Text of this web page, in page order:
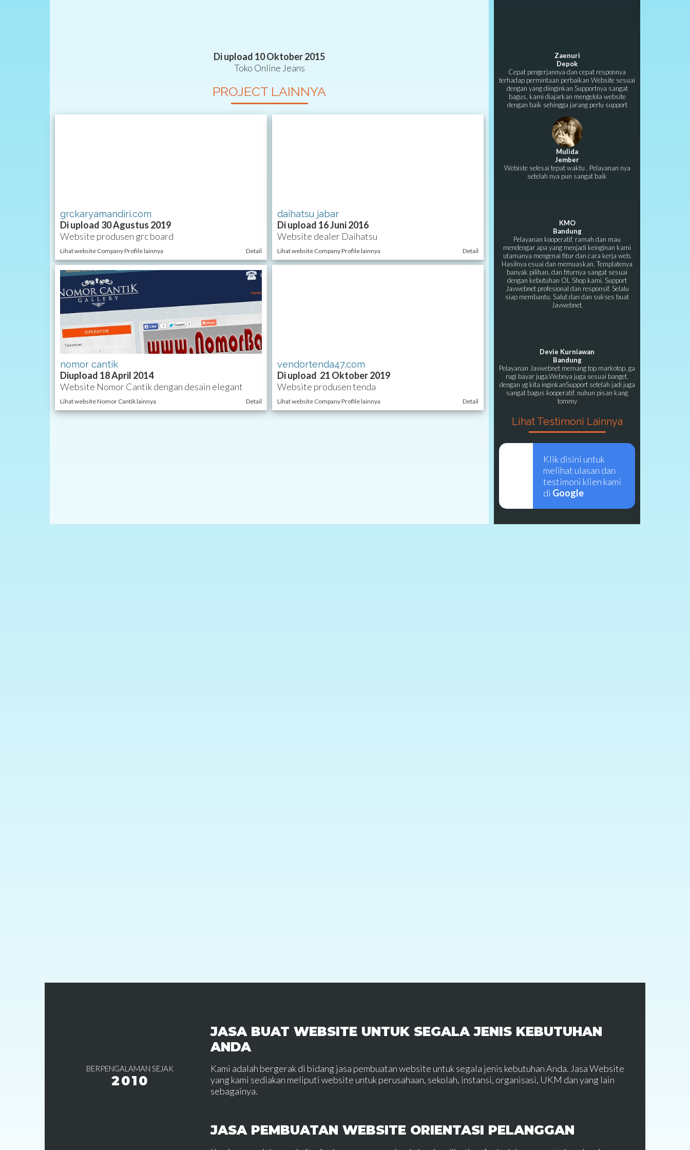
Di upload 10 Oktober 2015
Toko Online Jeans
PROJECT LAINNYA
grckaryamandiri.com
Di upload 30 Agustus 2019
Website produsen grc board
Lihat website Company Profile lainnya Detail
daihatsu jabar
Di upload 16 Juni 2016
Website dealer Daihatsu
Lihat website Company Profile lainnya Detail
nomor cantik
Diupload 18 April 2014
Website Nomor Cantik dengan desain elegant
Lihat website Nomor Cantik lainnya Detail
vendortenda47.com
Di upload 21 Oktober 2019
Website produsen tenda
Lihat website Company Profile lainnya Detail
Zaenuri
Depok
Cepat pengerjannya dan cepat responnya
terhadap permintaan perbaikan Website sesuai
dengan yang diinginkan Supportnya sangat
bagus, kami diajarkan mengelola website
dengan baik sehingga jarang perlu support
Mulida
Jember
Webiste selesai tepat waktu . Pelayanan nya
setelah nya pun sangat baik
KMO
Bandung
Pelayanan kooperatif, ramah dan mau
mendengar apa yang menjadi keinginan kami
utamanya mengenai fitur dan cara kerja web.
Hasilnya esuai dan memuaskan. Templatenya
banyak pilihan, dan fiturnya sangat sesuai
dengan kebutuhan OL Shop kami. Support
Javwebnet profesional dan responsif. Selalu
siap membantu. Salut dan dan sukses buat
Javwebnet.
Devie Kurniawan
Bandung
Pelayanan Javwebnet memang top markotop, ga
rugi bayar juga.Webnya juga sesuai banget,
dengan yg kita inginkanSupport setelah jadi juga
sangat bagus kooperatif. nuhun pisan kang
tommy
Lihat Testimoni Lainnya
Klik disini untuk
melihat ulasan dan
testimoni klien kami
di Google
BERPENGALAMAN SEJAK
2010
JASA BUAT WEBSITE UNTUK SEGALA JENIS KEBUTUHAN
ANDA
Kami adalah bergerak di bidang jasa pembuatan website untuk segala jenis kebutuhan Anda. Jasa Website
yang kami sediakan meliputi website untuk perusahaan, sekolah, instansi, organisasi, UKM dan yang lain
sebagainya.
JASA PEMBUATAN WEBSITE ORIENTASI PELANGGAN